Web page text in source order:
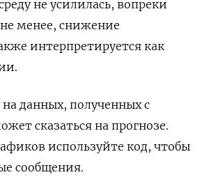
не усилилась, вопреки
менее, снижение
интерпретируется как
данных, полученных с
сказаться на прогнозе.
используйте код, чтобы
сообщения.